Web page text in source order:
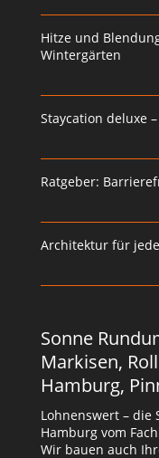
Hitze und
Wintergärten
Staycation deluxe
Ratgeber:
Architektur für
Sonne
Markisen,
Hamburg,
Lohnenswert – die
Hamburg vom
Wir bauen auch